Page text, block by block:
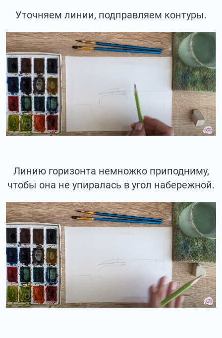
Уточняем линии, подправляем контуры.
Линию горизонта немножко приподниму,
чтобы она не упиралась в угол набережной.